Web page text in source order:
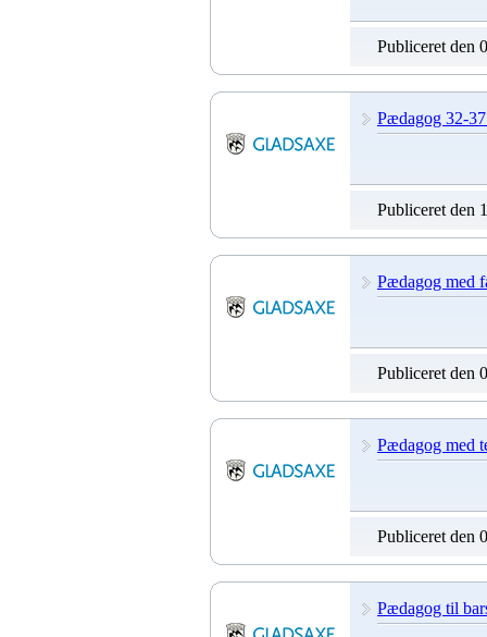
Publiceret den
Pædagog 32-
Publiceret den
Pædagog med
Publiceret den
Pædagog med
Publiceret den
Pædagog til